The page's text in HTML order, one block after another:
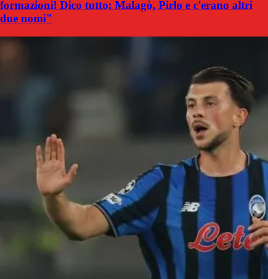
formazioni! Dico tutto: Malagò, Pirlo e c'erano altri
due nomi"